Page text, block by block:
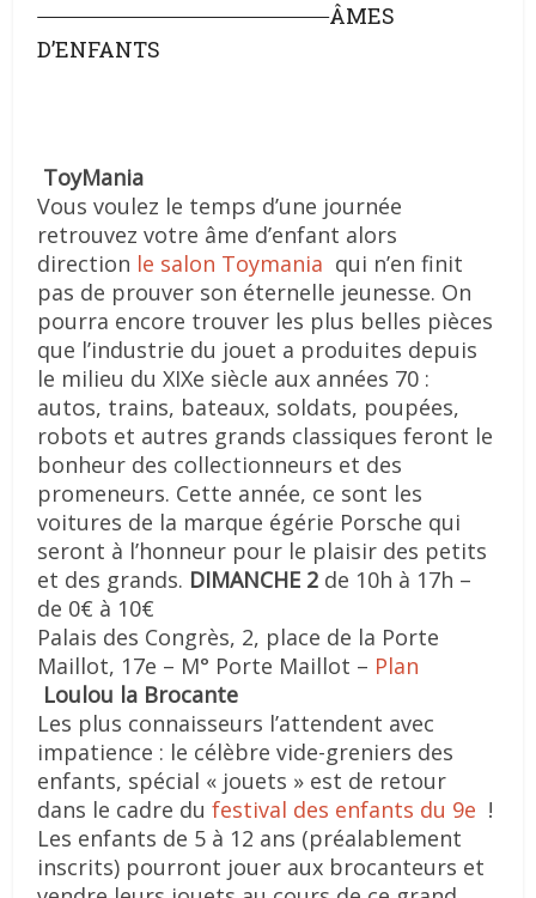
ÂMES
D’ENFANTS
ToyMania
Vous voulez le temps d’une journée
retrouvez votre âme d’enfant alors
direction le salon Toymania qui n’en finit
pas de prouver son éternelle jeunesse. On
pourra encore trouver les plus belles pièces
que l’industrie du jouet a produites depuis
le milieu du XIXe siècle aux années 70 :
autos, trains, bateaux, soldats, poupées,
robots et autres grands classiques feront le
bonheur des collectionneurs et des
promeneurs. Cette année, ce sont les
voitures de la marque égérie Porsche qui
seront à l’honneur pour le plaisir des petits
et des grands. DIMANCHE 2 de 10h à 17h –
de 0€ à 10€
Palais des Congrès, 2, place de la Porte
Maillot, 17e – M° Porte Maillot – Plan
Loulou la Brocante
Les plus connaisseurs l’attendent avec
impatience : le célèbre vide-greniers des
enfants, spécial « jouets » est de retour
dans le cadre dufestival des enfants du 9e !
Les enfants de 5 à 12 ans (préalablement
inscrits) pourront jouer aux brocanteurs et